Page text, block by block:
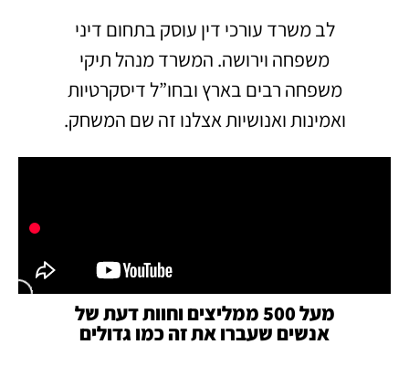
לב משרד עורכי דין עוסק בתחום דיני
משפחה וירושה. המשרד מנהל תיקי
משפחה רבים בארץ ובחו”ל דיסקרטיות
ואמינות ואנושיות אצלנו זה שם המשחק.
מעל 500 ממליצים וחוות דעת של
אנשים שעברו את זה כמו גדולים